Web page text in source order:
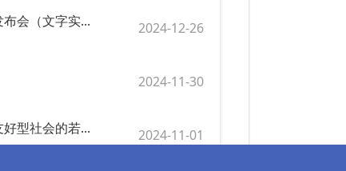
会（文字实... 2024-12-26
2024-11-30
型社会的若... 2024-11-01